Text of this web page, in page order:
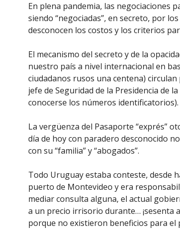
En plena pandemia, las negociaciones
siendo “negociadas”, en secreto, por
desconocen los costos y los criterios
El mecanismo del secreto y de la
nuestro país a nivel internacional en
ciudadanos rusos una centena)
jefe de Seguridad de la Presidencia de
conocerse los números identificatorios).
La vergüenza del Pasaporte “exprés”
día de hoy con paradero desconocido
con su “familia” y “abogados”.
Todo Uruguay estaba conteste, desde
puerto de Montevideo y era
mediar consulta alguna, el actual
a un precio irrisorio durante… ¡sesenta
porque no existieron beneficios para